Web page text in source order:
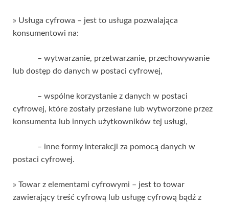
» Usługa cyfrowa – jest to usługa pozwalająca
konsumentowi na:
– wytwarzanie, przetwarzanie, przechowywanie
lub dostęp do danych w postaci cyfrowej,
– wspólne korzystanie z danych w postaci
cyfrowej, które zostały przesłane lub wytworzone przez
konsumenta lub innych użytkowników tej usługi,
– inne formy interakcji za pomocą danych w
postaci cyfrowej.
» Towar z elementami cyfrowymi – jest to towar
zawierający treść cyfrową lub usługę cyfrową bądź z